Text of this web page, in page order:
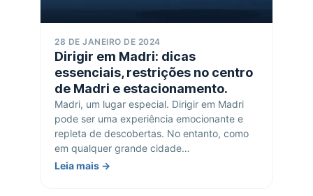
28 DE JANEIRO DE 2024
Dirigir em Madri: dicas
essenciais, restrições no centro
de Madri e estacionamento.
Madri, um lugar especial. Dirigir em Madri
pode ser uma experiência emocionante e
repleta de descobertas. No entanto, como
em qualquer grande cidade…
Leia mais →